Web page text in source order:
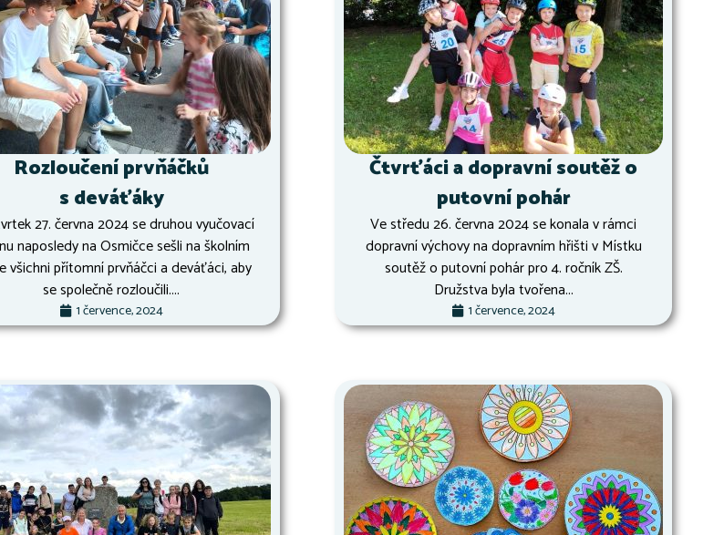
Rozloučení prvňáčků
s deváťáky
27. června 2024 se druhou vyučovací
naposledy na Osmičce sešli na školním
všichni přítomní prvňáčci a deváťáci, aby
se společně rozloučili....
1 července, 2024
Čtvrťáci a dopravní soutěž o
putovní pohár
Ve středu 26. června 2024 se konala v rámci
dopravní výchovy na dopravním hřišti v Místku
soutěž o putovní pohár pro 4. ročník ZŠ.
Družstva byla tvořena...
1 července, 2024